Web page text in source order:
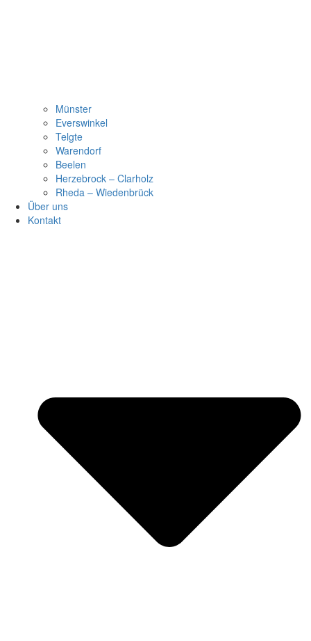
Münster
Everswinkel
Telgte
Warendorf
Beelen
Herzebrock – Clarholz
Rheda – Wiedenbrück
Über uns
Kontakt